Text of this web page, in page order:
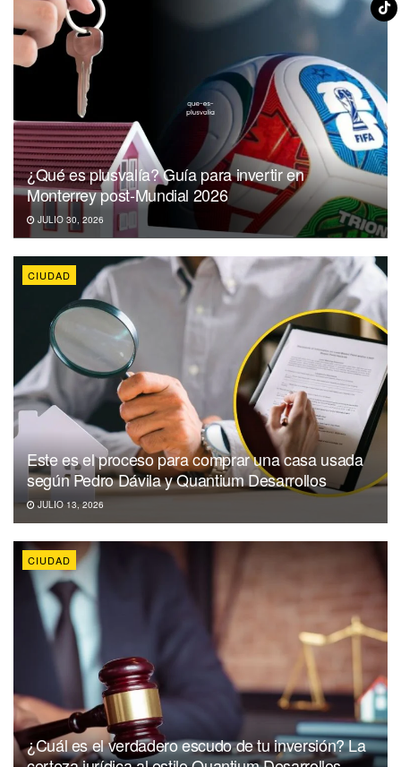
¿Qué es plusvalía? Guía para invertir en
Monterrey post-Mundial 2026
JULIO 30, 2026
CIUDAD
Este es el proceso para comprar una casa usada
según Pedro Dávila y Quantium Desarrollos
JULIO 13, 2026
CIUDAD
¿Cuál es el verdadero escudo de tu inversión? La